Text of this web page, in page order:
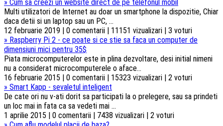
» Cum sa creezi un website direct de pe telefonul mobil
Multi utilizatori de Internet au doar un smartphone la dispozitie, Chiar
daca detii si un laptop sau un PC, ...
12 februarie 2019 | 0 comentarii | 11151 vizualizari | 3 voturi
» Raspberry Pi 2 - ce poate si ce stie sa faca un computer de
dimensiuni mici pentru 35$
Piata microcomputerelor este in plina dezvoltare, desi initial nimeni
nu a considerat microcomputerele o aface...
16 februarie 2015 | 0 comentarii | 15323 vizualizari | 2 voturi
» Smart Kapp - sevaletul inteligent
De cate ori nu v-ati dorit sa participati la o prelegere, sau sa prindeti
un loc mai in fata ca sa vedeti mai ...
1 aprilie 2015 | 0 comentarii | 7438 vizualizari | 2 voturi